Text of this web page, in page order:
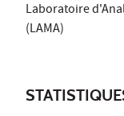
Laboratoire
(LAMA)